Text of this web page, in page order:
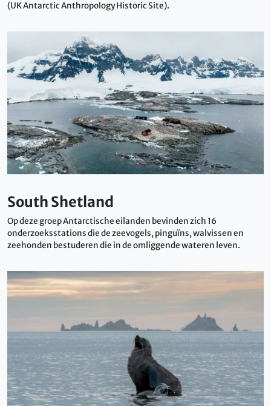
(UK Antarctic Anthropology Historic Site).
South Shetland
Op deze groep Antarctische eilanden bevinden zich 16
onderzoeksstations die de zeevogels, pinguïns, walvissen en
zeehonden bestuderen die in de omliggende wateren leven.